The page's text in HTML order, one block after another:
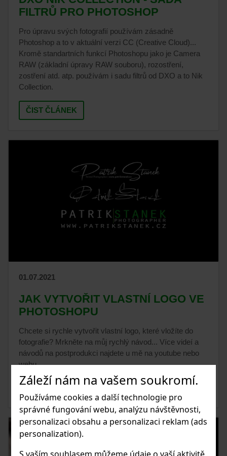
Záleží nám na vašem soukromí.
Používáme cookies a další technologie pro
správné fungování webu, analýzu návštěvnosti,
personalizaci obsahu a personalizaci reklam (ads
personalization).
FILTRŮ PRO PHOTOSHOP
Pro úpravu svých fotografií používám zásadně
Photoshop a to v aktuální verzi CC (Creative Cloud)...
Kromě standartních funkcí Photoshopu jako je Camera
RAW (základní úpravy RAW souboru), rozostření,
zostření atd. atp. používám i sadu filtrů od DXO a to Nik
Collection.
ČIST ČLÁNEK
01.07.2021
JAK VYTVOŘIT VLASTNÍ LOGO VE
PHOTOSHOPU
Chcete si rychle vytvořit vlastní logo, které vložíte do
fotografie? Mrkněte na můj rychlý návod... Více videí a
návodů na postprodukci najdete u mě na youtube nebo
webu.
ČIST ČLÁNEK